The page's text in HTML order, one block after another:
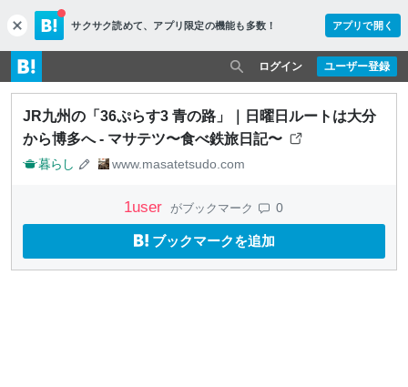
c
l
o
s
e
サクサク読めて、 アプリ限定の機能も多数！ アプリで開く
ユーザー登録
ログイン
JR九州の「36ぷらす3 青の路」｜日曜日ルートは大分
から博多へ - マサテツ〜食べ鉄旅日記〜
暮らし www.masatetsudo.com
1user がブックマーク 0
ブックマークを追加